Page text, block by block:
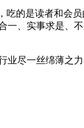
的是读者和会
、实事求是、
业尽一丝绵薄之力